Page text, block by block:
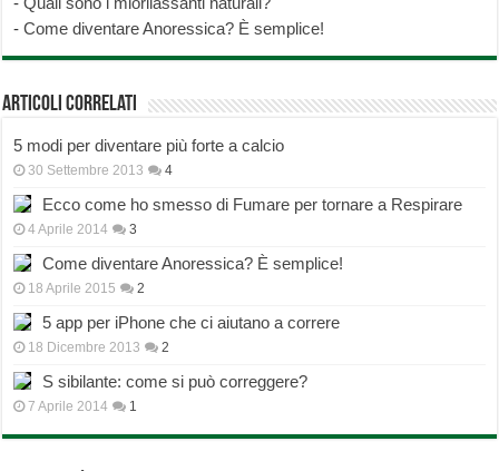
-Come diventare Anoressica? È semplice!
Articoli correlati
5 modi per diventare più forte a calcio
30 Settembre 2013 4
Ecco come ho smesso di Fumare per tornare a Respirare
4 Aprile 2014 3
Come diventare Anoressica? È semplice!
18 Aprile 2015 2
5 app per iPhone che ci aiutano a correre
18 Dicembre 2013 2
S sibilante: come si può correggere?
7 Aprile 2014 1